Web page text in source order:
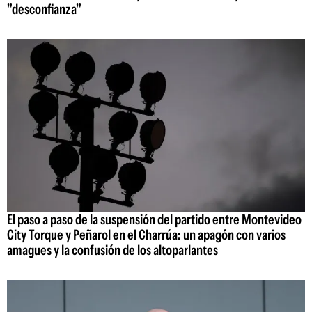
"desconfianza"
El paso a paso de la suspensión del partido entre Montevideo
City Torque y Peñarol en el Charrúa: un apagón con varios
amagues y la confusión de los altoparlantes